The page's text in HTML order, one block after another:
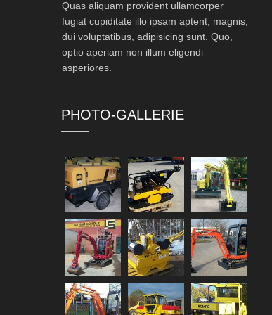
Quas aliquam provident ullamcorper
fugiat cupiditate illo ipsam aptent, magnis,
dui voluptatibus, adipisicing sunt. Quo,
optio aperiam non illum eligendi
asperiores.
PHOTO-GALLERIE